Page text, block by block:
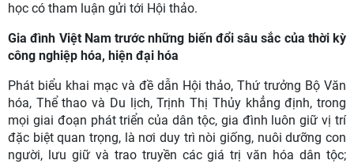
học có tham luận gửi tới Hội thảo.
Gia đình Việt Nam trước những biến đổi sâu sắc của thời kỳ
công nghiệp hóa, hiện đại hóa
Phát biểu khai mạc và đề dẫn Hội thảo, Thứ trưởng Bộ Văn
hóa, Thể thao và Du lịch, Trịnh Thị Thủy khẳng định, trong
mọi giai đoạn phát triển của dân tộc, gia đình luôn giữ vị trí
đặc biệt quan trọng, là nơi duy trì nòi giống, nuôi dưỡng con
người, lưu giữ và trao truyền các giá trị văn hóa dân tộc;